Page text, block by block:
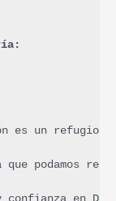
es un refugio
que podamos